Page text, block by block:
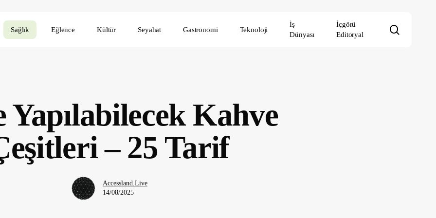
Sağlık Eğlence Kültür Seyahat Gastronomi Teknoloji
İş
Dünyası
İçgörü
Editoryal
Yapılabilecek Kahve
– 25 Tarif
Accessland.Live
14/08/2025